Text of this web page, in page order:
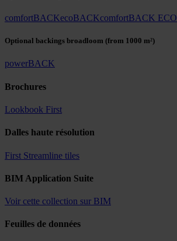
comfortBACKecoBACKcomfortBACK ECO
Optional backings broadloom (from 1000 m²)
powerBACK
Brochures
Lookbook First
Dalles haute résolution
First Streamline tiles
BIM Application Suite
Voir cette collection sur BIM
Feuilles de données